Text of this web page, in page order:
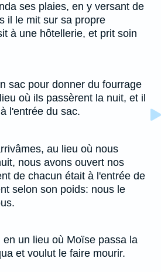
ses plaies, en y versant de
il le mit sur sa propre
à une hôtellerie, et prit soin
sac pour donner du fourrage
où ils passèrent la nuit, et il
l'entrée du sac.
au lieu où nous
nous avons ouvert nos
de chacun était à l'entrée de
selon son poids: nous le
en un lieu où Moïse passa la
et voulut le faire mourir.